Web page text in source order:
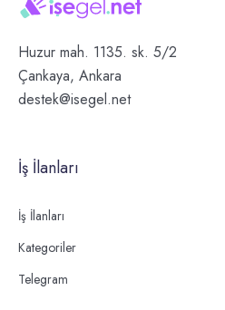
Huzur mah. 1135. sk. 5/2
Çankaya, Ankara
destek@isegel.net
İş İlanları
İş İlanları
Kategoriler
Telegram